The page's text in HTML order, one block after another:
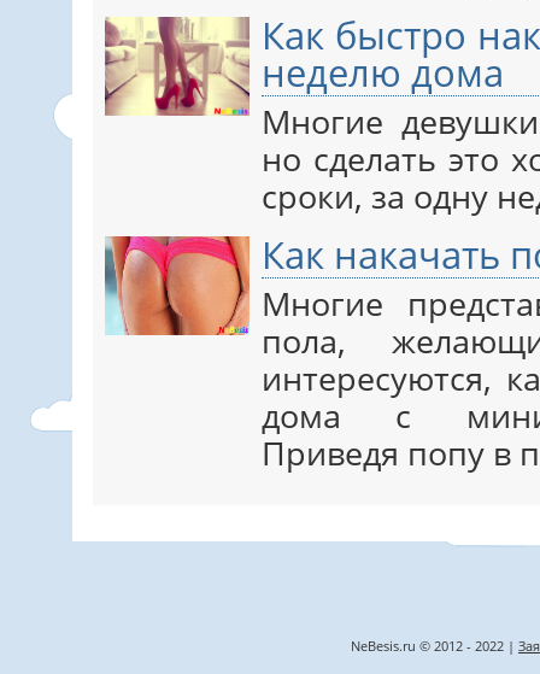
Как быстро
неделю дома
Многие
но сделать это
сроки, за одну
Как накачать
Многие
пола,
интересуются,
дома с
Приведя попу в
NeBesis.ru © 2012 - 2022 |